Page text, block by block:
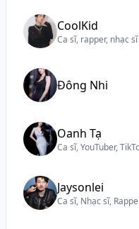
CoolKid
Ca sĩ, rapper, nhạc sĩ
Đông Nhi
Oanh Tạ
Ca sĩ, YouTuber,
Jaysonlei
Ca sĩ, Nhạc sĩ,